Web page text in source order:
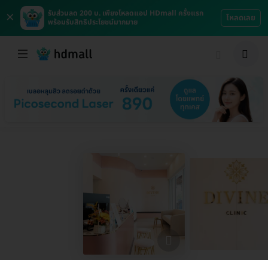
×
รับส่วนลด 200 บ. เพียงโหลดแอป HDmall ครั้งแรก
พร้อมรับสิทธิประโยชน์มากมาย
โหลดเลย